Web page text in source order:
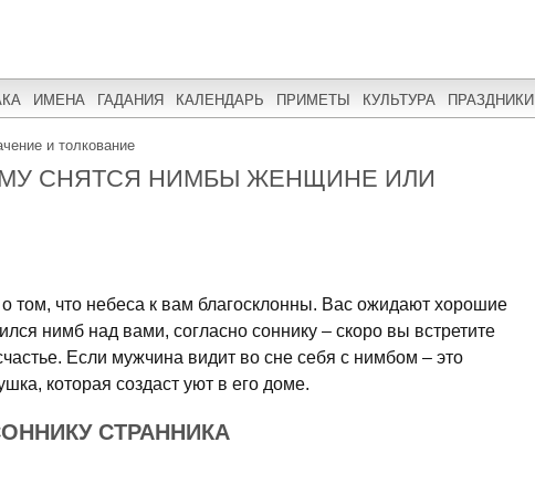
ИМЕНА ГАДАНИЯ КАЛЕНДАРЬ ПРИМЕТЫ КУЛЬТУРА ПРАЗДНИКИ
и толкование
СНЯТСЯ НИМБЫ ЖЕНЩИНЕ ИЛИ
том, что небеса к вам благосклонны. Вас ожидают хорошие
нимб над вами, согласно соннику – скоро вы встретите
Если мужчина видит во сне себя с нимбом – это
которая создаст уют в его доме.
СТРАННИКА